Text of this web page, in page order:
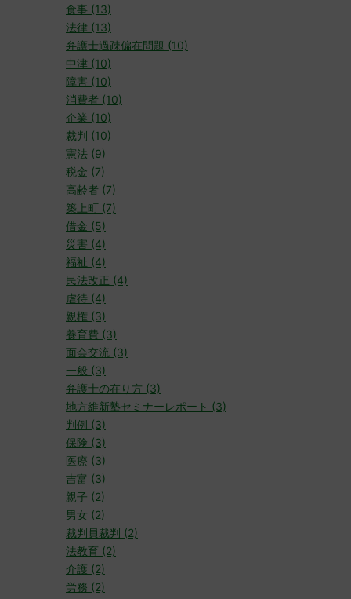
食事 (13)
法律 (13)
弁護士過疎偏在問題 (10)
中津 (10)
障害 (10)
消費者 (10)
企業 (10)
裁判 (10)
憲法 (9)
税金 (7)
高齢者 (7)
築上町 (7)
借金 (5)
災害 (4)
福祉 (4)
民法改正 (4)
虐待 (4)
親権 (3)
養育費 (3)
面会交流 (3)
一般 (3)
弁護士の在り方 (3)
地方維新塾セミナーレポート (3)
判例 (3)
保険 (3)
医療 (3)
吉富 (3)
親子 (2)
男女 (2)
裁判員裁判 (2)
法教育 (2)
介護 (2)
労務 (2)